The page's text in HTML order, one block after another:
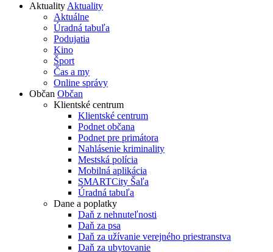
AktualityAktuality
Aktuálne
Úradná tabuľa
Podujatia
Kino
Šport
Čas a my
Online správy
Občan Občan
Klientské centrum
Klientské centrum
Podnet občana
Podnet pre primátora
Nahlásenie kriminality
Mestská polícia
Mobilná aplikácia
SMARTCity Šaľa
Úradná tabuľa
Dane a poplatky
Daň z nehnuteľnosti
Daň za psa
Daň za užívanie verejného priestranstva
Daň za ubytovanie